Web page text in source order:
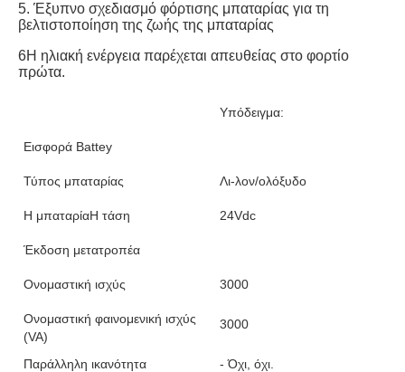
5. Έξυπνο σχεδιασμό φόρτισης μπαταρίας για τη
βελτιστοποίηση της ζωής της μπαταρίας
6Η ηλιακή ενέργεια παρέχεται απευθείας στο φορτίο
πρώτα.
Υπόδειγμα:
Εισφορά Battey
Τύπος μπαταρίας Λι-λον/ολόξυδο
Η μπαταρίαΗ τάση 24Vdc
Έκδοση μετατροπέα
Ονομαστική ισχύς 3000
Ονομαστική φαινομενική ισχύς
(VA)
3000
Παράλληλη ικανότητα - Όχι, όχι.